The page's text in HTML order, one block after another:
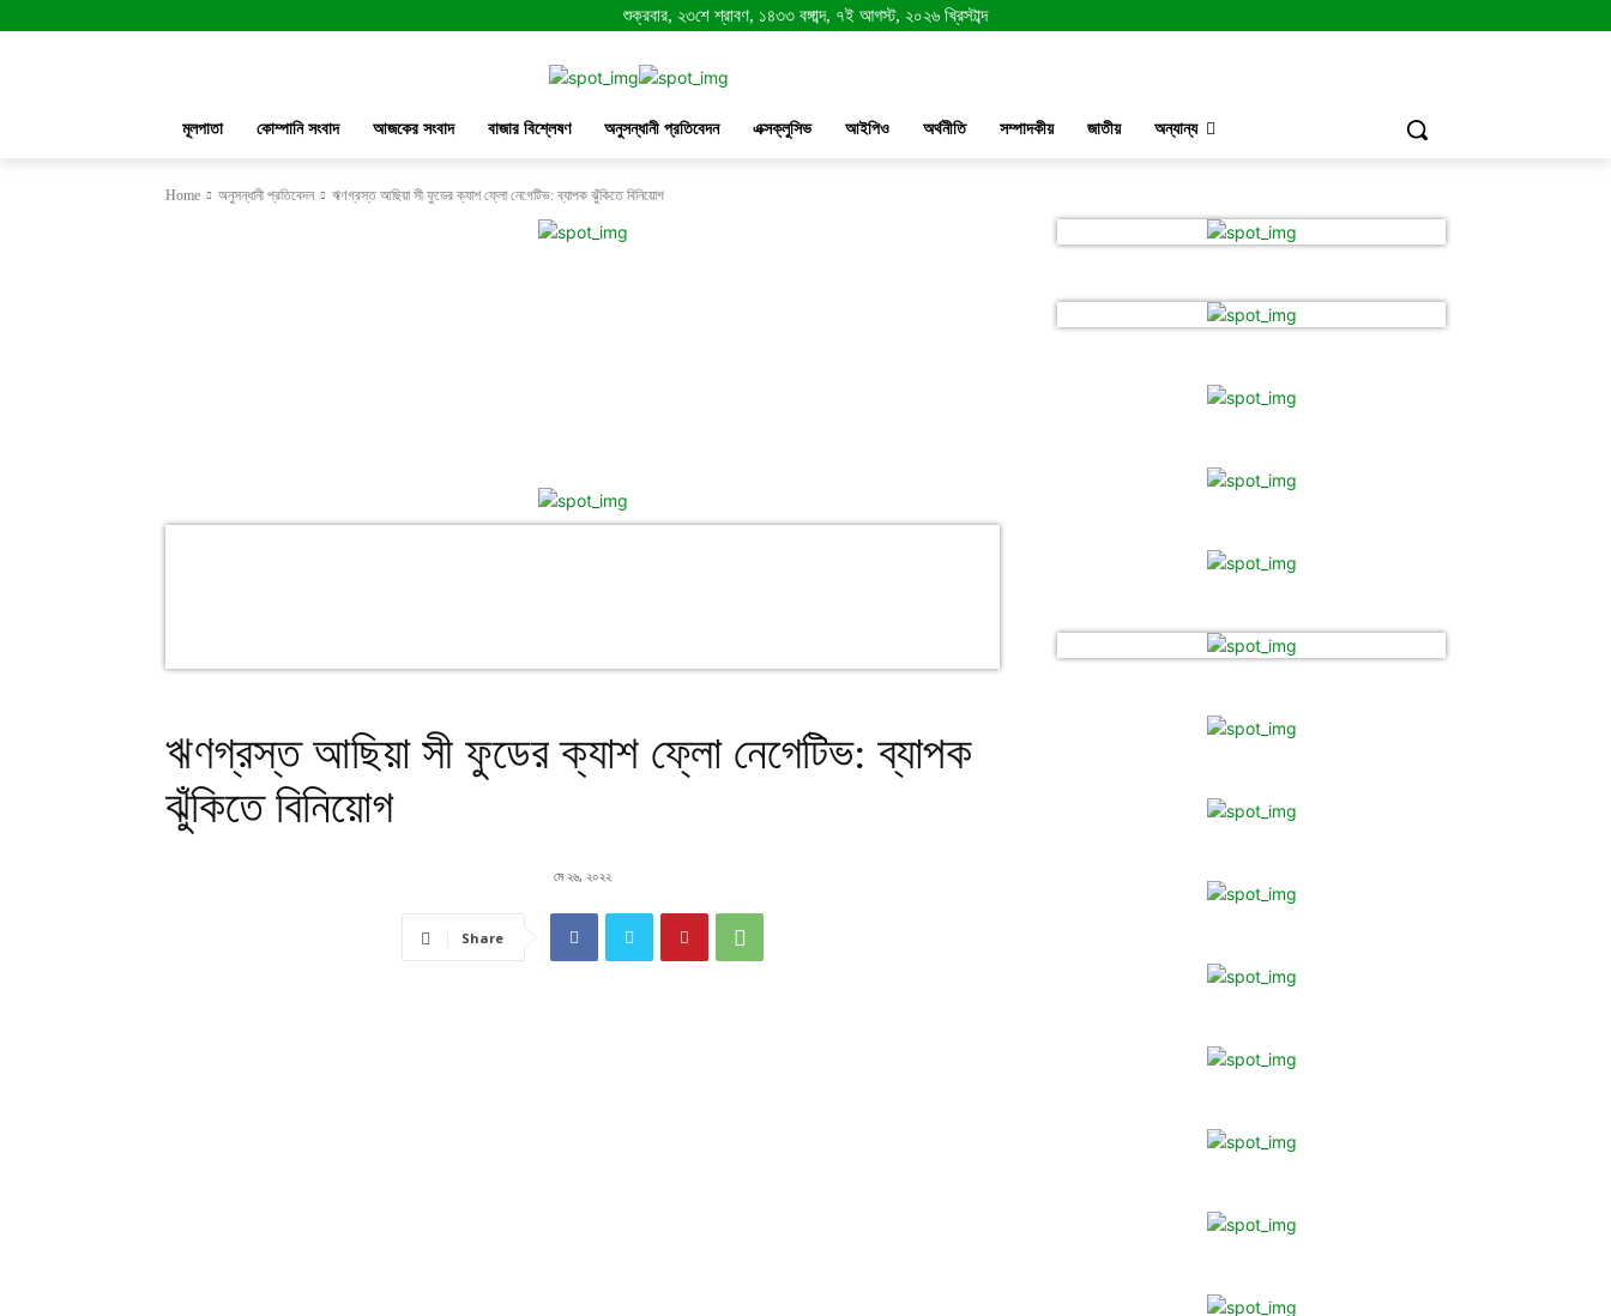
শুক্রবার, ২৩শে শ্রাবণ, ১৪৩৩ বঙ্গাব্দ, ৭ই আগস্ট, ২০২৬ খ্রিস্টাব্দ
মূলপাতা কোম্পানি সংবাদ আজকের সংবাদ বাজার বিশ্লেষণ অনুসন্ধানী প্রতিবেদন এক্সক্লুসিভ আইপিও অর্থনীতি সম্পাদকীয় জাতীয় অন্যান্য
Home অনুসন্ধানী প্রতিবেদন ঋণগ্রস্ত আছিয়া সী ফুডের ক্যাশ ফ্লো নেগেটিভ: ব্যাপক ঝুঁকিতে বিনিয়োগ
ঋণগ্রস্ত আছিয়া সী ফুডের ক্যাশ ফ্লো নেগেটিভ: ব্যাপক
ঝুঁকিতে বিনিয়োগ
মে ২৬, ২০২২
Share